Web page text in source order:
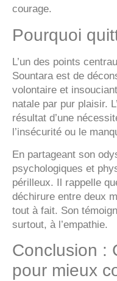
courage.
Pourquoi
L’un des points
Sountara est de
volontaire et
natale par pur plaisir.
résultat d’une
l’insécurité ou le
En partageant son
psychologiques et
périlleux. Il rappelle
déchirure entre deux
tout à fait. Son
surtout, à l’empathie.
Conclusion :
pour mieux